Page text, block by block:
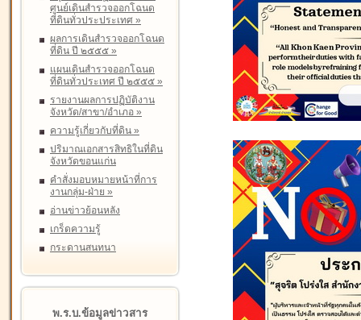
ศูนย์เดินสำรวจออกโฉนด
ที่ดินทั่วประประเทศ »
ผลการเดินสำรวจออกโฉนด
ที่ดิน ปี ๒๕๕๕ »
แผนเดินสำรวจออกโฉนด
ที่ดินทั่วประเทศ ปี ๒๕๕๕ »
รายงานผลการปฏิบัติงาน
จังหวัด/สาขา/อำเภอ »
ความรู้เกี่ยวกับที่ดิน »
ปริมาณเอกสารสิทธิในที่ดิน
จังหวัดขอนแก่น
คำสั่งมอบหมายหน้าที่การ
งานกลุ่ม-ฝ่าย »
อ่านข่าวย้อนหลัง
เกร็ดความรู้
กระดานสนทนา
พ.ร.บ.ข้อมูลข่าวสาร